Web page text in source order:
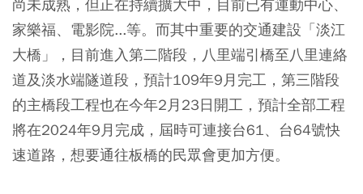
尚未成熟，但正在持續擴大中，目前已有運動中心、
家樂福、電影院...等。而其中重要的交通建設「淡江
大橋」，目前進入第二階段，八里端引橋至八里連絡
道及淡水端隧道段，預計109年9月完工，第三階段
的主橋段工程也在今年2月23日開工，預計全部工程
將在2024年9月完成，屆時可連接台61、台64號快
速道路，想要通往板橋的民眾會更加方便。